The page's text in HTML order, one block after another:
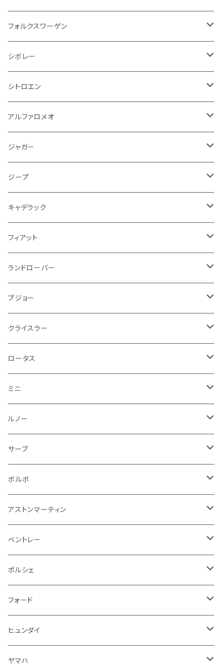
アストンマーティン
シボレー
フォード
アルファロメオ
ミニ
シトロエン
フィアット
クライスラー
サーブ
ベントレー
ロータス
ポルシェ
ヒュンダイ
その他
アルファロメオ
ランドローバー
フィアット
クライスラー
アストンマーティン
プジョー
ルノー
サーブ
フォード
ミニ
ロータス
マセラティ
ロールスロイス
ポルシェ
ヒュンダイ
その他
シトロエン
フィアット
ヒュンダイ
ジャガー
ジープ
ランドローバー
ロータス
メルセデス ベンツ
ミニ
プジョー
ポルシェ
ルノー
サーブ
フォルクスワーゲン
ボルボ
シートベルト周り
ステアリング
ステアリングホイールカバー
修理ツール
運転席周り
アームレスト
ドア回り
ホーン
キーホルダー
収納用品
灰皿・ゴミ箱
ステアリングホイール
ステアリング
パワーステアリング系
エンジン
エンジンVベルト
オイルフィルター
クーラント
その他
ラジエーター
クーラント
ミッション
ドライブシャフト
サスペンション
マフラー
ライト系
ブレーキランプ
方向指示器
ドア系
エアコン系
ブレーキ系
ブレーキランプ
外装系
タイヤ回り系
ホイール
泥除け
ガソリンタンク
フロントワイパー
リアワイパー
オーディオ系
その他
ケーブル系
排気系
ガスケット
通信系
吸気系
キムコ
SYM
収納用品
インテリア系
灰皿・ゴミ箱
ドリンクホルダー
携帯・スマホホルダー
クッション
ステッカー
アクセルブレーキペダル
オイルクーラー
ケーブル系
吸気系
ラジエーター
ミラー
フェンダー
ギアシフト系
タンドラ
ワイパー系
バンパー
外装系
バイク ブレーキクラッチレバー
バイク 収納
バイク ハンドル系
ハンドガード
スロットル
シートカバー
バイク その他
バイク フェンダー系
足回り
サスペンション
オイル系
エンジンカバー
足回り系
サスペンション
その他
トランクマット
足回り
サスペンション
ヘッドライト
トランクマット
運転席周り
アームレスト
フェンダー
サイドミラー
ハンドル系
その他
リアバンパー
トランクマット
タイヤ回り
泥除け
ホイール
フロントバンパー回り
グリル
ライト系
プラグ系
イグニッションコイル
ブレーキ系
アンチロックブレーキ
運転席周り
アームレスト
冷却系
クーラント
フェンダー
ワイパー
トランクマット
ドア回り
タンク系
ケーブル系
バンパー回り
ライト系
ウインカー
その他
リアバンパー
エンジン系
外装系
フロアマット
リアバンパー
その他
フォルクスワーゲン
フロアマット
プラグ系
イグニッションコイル
ブレーキ系
アンチロックブレーキ
冷却系
クーラント
タンク系
ケーブル系
エンジン系
その他
シボレー
フロアマット
その他
運転席周り
アームレスト
ドア回り
ワイパー
排気系
ガスケット
ダッシュボード
タイヤ回り
泥除け
シトロエン
フロアマット
その他
ライト系
ドア回り
ワイパー
キーホルダー
アルファロメオ
フロアマット
ワイパー
ジャガー
フロアマット
ジープ
フロアマット
収納用品
キャデラック
フロアマット
フィアット
フロアマット
フロントワイパー
リアワイパー
ランドローバー
フロアマット
ダッシュボード
トランクマット
ライト系
ウインカー
ワイパー
ミラー
収納系
アームレスト
シフトレバー
その他
冷却系
ラジエーター
プジョー
フロアマット
その他
ライト系
ブレーキランプ
ウインカー
トランクマット
ワイパー
キーホルダー
クライスラー
フロアマット
ロータス
フロアマット
ミニ
フロアマット
ルノー
フロアマット
タイヤ回り
泥除け
ワイパー
その他
シフトノブ
運転席周り
ドア回り
アームレスト
ライト系
ウインカー
サーブ
フロアマット
シフトノブ
ボルボ
フロアマット
トランクマット
アストンマーティン
フロアマット
ベントレー
フロアマット
外装
グリル
ポルシェ
フロアマット
その他
フォード
フロアマット
ダッシュボード
ヒュンダイ
フロアマット
ヤマハ